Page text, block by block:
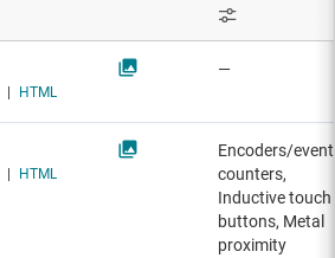
HTML
—
HTML
Encoders/event
counters,
Inductive touch
buttons, Metal
proximity